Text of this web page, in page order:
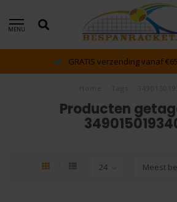
MENU
GRATIS verzending vanaf
Producten